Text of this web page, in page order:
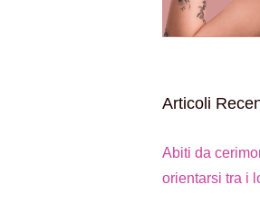
Articoli
Abiti da
orientarsi tra i